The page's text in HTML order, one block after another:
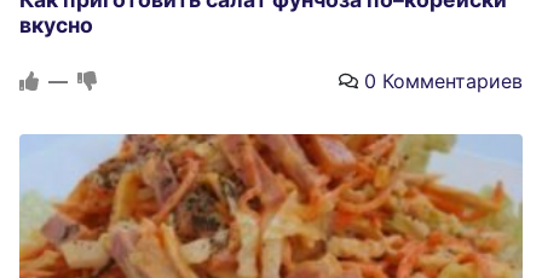
вкусно
— 0 Комментариев